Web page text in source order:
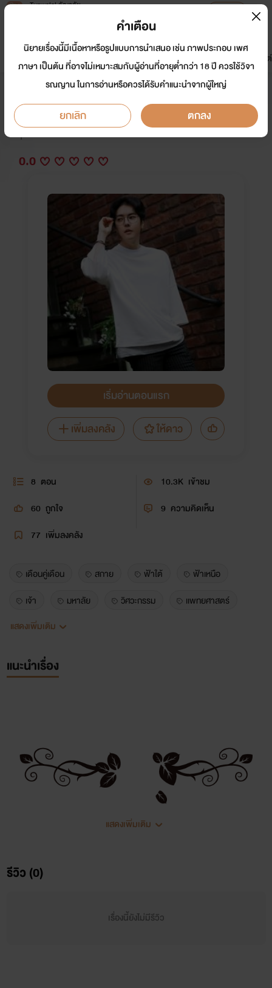
Tunwalai ธัญวลัย
หน้าแรก นิยาย อีบุ๊ก การ์ตูน
มาใหม่
ดรีมแชท ธัญลิสต์
เดือนคู่เดือน
นักเขียน: เลม่อนสีเขียว
Y
0.0
เริ่มอ่านตอนแรก
เพิ่มลงคลัง
ให้ดาว
8 ตอน 10.3K เข้าชม
60 ถูกใจ 9 ความคิดเห็น
77 เพิ่มลงคลัง
เดือนคู่เดือน สกาย ฟ้าใต้
ฟ้าเหนือ
เจ้า
มหาลัย วิศวะกรรม
เเพทยศาสตร์
นิยายวาย
แสดงเพิ่มเติม
แนะนำเรื่อง
🍂
แสดงเพิ่มเติม
รีวิว (0)
เรื่องนี้ยังไม่มีรีวิว
คำเตือน
นิยายเรื่องนี้มีเนื้อหาหรือรูปแบบการนำเสนอ เช่น ภาพประกอบ เพศ
ภาษา เป็นต้น ที่อาจไม่เหมาะสมกับผู้อ่านที่อายุต่ำกว่า 18 ปี ควรใช้วิจา
รณญาน ในการอ่านหรือควรได้รับคำแนะนำจากผู้ใหญ่
ยกเลิก ตกลง